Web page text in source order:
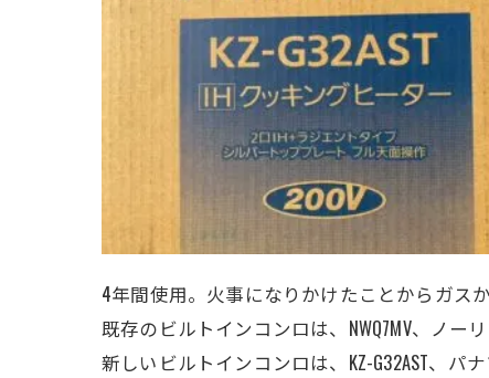
4年間使用。火事になりかけたことからガス
既存のビルトインコンロは、NWQ7MV、ノー
新しいビルトインコンロは、KZ-G32AST、パ